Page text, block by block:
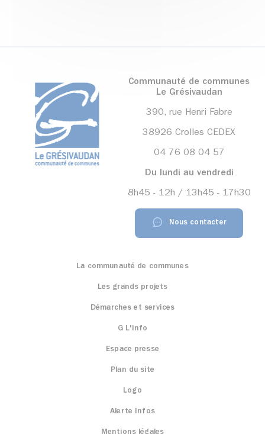
Communauté de communes
Le Grésivaudan
390, rue Henri Fabre
38926 Crolles CEDEX
04 76 08 04 57
Du lundi au vendredi
8h45 - 12h / 13h45 - 17h30
Nous contacter
La communauté de communes
Les grands projets
Démarches et services
G L'info
Espace presse
Plan du site
Logo
Alerte Infos